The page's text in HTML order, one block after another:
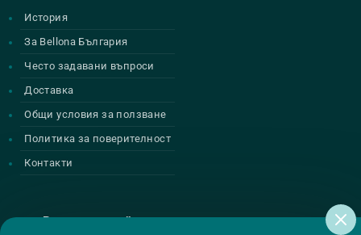
История
За Bellona България
Често задавани въпроси
Доставка
Общи условия за ползване
Политика за поверителност
Контакти
Регистрирай се за нашите атрактивни